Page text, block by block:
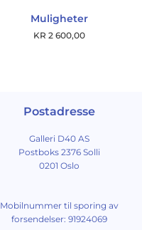
Muligheter
KR 2 600,00
Postadresse
Galleri D40 AS
Postboks 2376 Solli
0201 Oslo
Mobilnummer til sporing av
forsendelser: 91924069